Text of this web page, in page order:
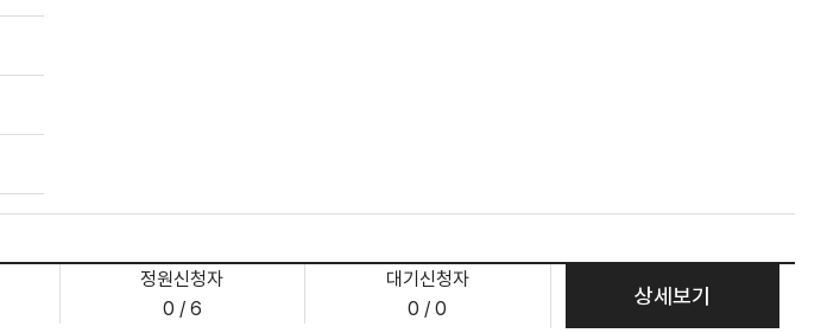
정원신청자
0 / 6
대기신청자
0 / 0
상세보기